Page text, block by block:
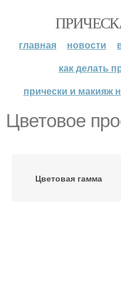
главная новости
как делать
прически и макияж
Цветовое
Цветовая гамма